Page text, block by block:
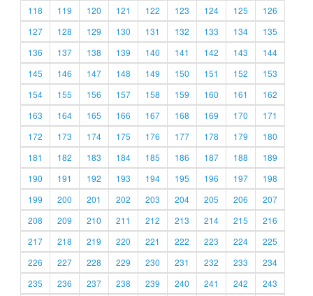
118
119 120 121 122 123 124 125
126
127
128 129 130 131 132 133 134
135
136
137 138 139 140 141 142 143
144
145
146 147 148 149 150 151 152
153
154
155 156 157 158 159 160 161
162
163
164 165 166 167 168 169 170
171
172
173 174 175 176 177 178 179
180
181
182 183 184 185 186 187 188
189
190
191 192 193 194 195 196 197
198
199
200 201 202 203 204 205 206
207
208
209 210 211 212 213 214 215
216
217
218 219 220 221 222 223 224
225
226
227 228 229 230 231 232 233
234
235
236 237 238 239 240 241 242 243